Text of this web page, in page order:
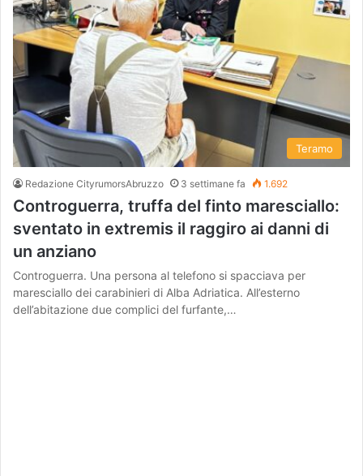
Teramo
Redazione CityrumorsAbruzzo 3 settimane fa 1.692
Controguerra, truffa del finto maresciallo:
sventato in extremis il raggiro ai danni di
un anziano
Controguerra. Una persona al telefono si spacciava per
maresciallo dei carabinieri di Alba Adriatica. All’esterno
dell’abitazione due complici del furfante,…